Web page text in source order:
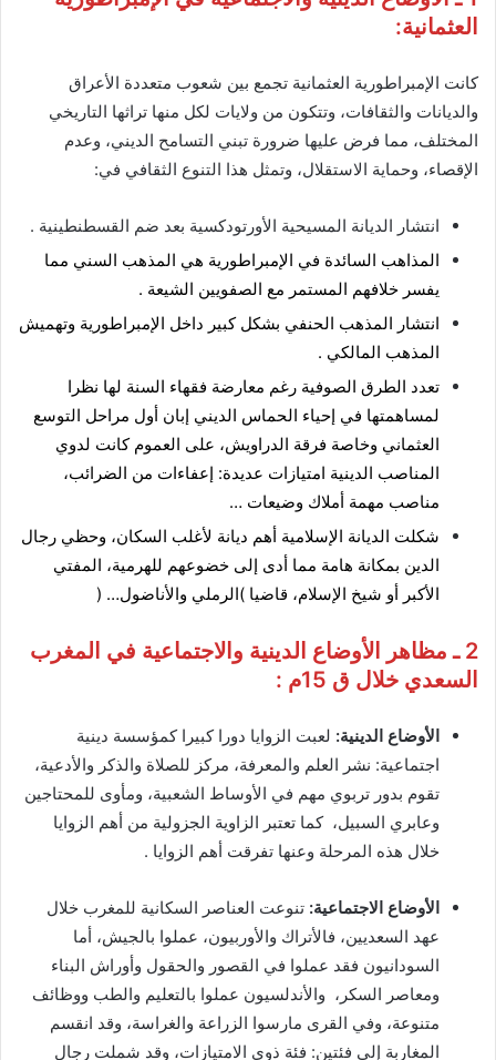
العثمانية:
كانت الإمبراطورية العثمانية تجمع بين شعوب متعددة الأعراق
والديانات والثقافات، وتتكون من ولايات لكل منها تراثها التاريخي
المختلف، مما فرض عليها ضرورة تبني التسامح الديني، وعدم
الإقصاء، وحماية الاستقلال، وتمثل هذا التنوع الثقافي في:
انتشار الديانة المسيحية الأورتودكسية بعد ضم القسطنطينية .
المذاهب السائدة في الإمبراطورية هي المذهب السني مما
يفسر خلافهم المستمر مع الصفويين الشيعة .
انتشار المذهب الحنفي بشكل كبير داخل الإمبراطورية وتهميش
المذهب المالكي .
تعدد الطرق الصوفية رغم معارضة فقهاء السنة لها نظرا
لمساهمتها في إحياء الحماس الديني إبان أول مراحل التوسع
العثماني وخاصة فرقة الدراويش، على العموم كانت لدوي
المناصب الدينية امتيازات عديدة: إعفاءات من الضرائب،
مناصب مهمة أملاك وضيعات …
شكلت الديانة الإسلامية أهم ديانة لأغلب السكان، وحظي رجال
الدين بمكانة هامة مما أدى إلى خضوعهم للهرمية، المفتي
الأكبر أو شيخ الإسلام، قاضيا )الرملي والأناضول… (
2 ـ مظاهر الأوضاع الدينية والاجتماعية في المغرب
السعدي خلال ق 15م :
الأوضاع الدينية: لعبت الزوايا دورا كبيرا كمؤسسة دينية
اجتماعية: نشر العلم والمعرفة، مركز للصلاة والذكر والأدعية،
تقوم بدور تربوي مهم في الأوساط الشعبية، ومأوى للمحتاجين
وعابري السبيل، كما تعتبر الزاوية الجزولية من أهم الزوايا
خلال هذه المرحلة وعنها تفرقت أهم الزوايا .
الأوضاع الاجتماعية: تنوعت العناصر السكانية للمغرب خلال
عهد السعديين، فالأتراك والأوربيون، عملوا بالجيش، أما
السودانيون فقد عملوا في القصور والحقول وأوراش البناء
ومعاصر السكر، والأندلسيون عملوا بالتعليم والطب ووظائف
متنوعة، وفي القرى مارسوا الزراعة والغراسة، وقد انقسم
المغاربة إلى فئتين: فئة ذوي الامتيازات، وقد شملت رجال